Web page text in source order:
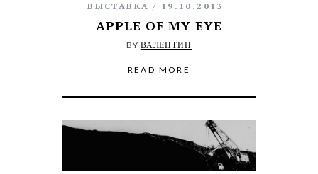
ВЫСТАВКА
19.10.2013
APPLE OF MY EYE
BY ВАЛЕНТИН
READ MORE